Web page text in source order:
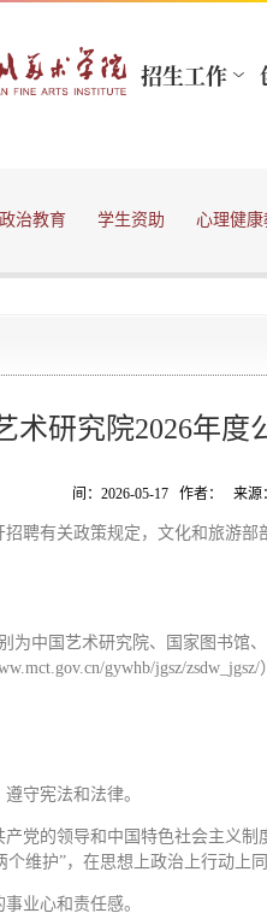
治教育 学生资助 心理健康
术研究院2026年度
间：2026-05-17 作者： 来源
聘有关政策规定，文化和旅游
为中国艺术研究院、国家图书馆
gywhb/jgsz/zsdw_jgsz/
守宪法和法律。
产党的领导和中国特色社会主义
个维护”，在思想上政治上行动上
业心和责任感。